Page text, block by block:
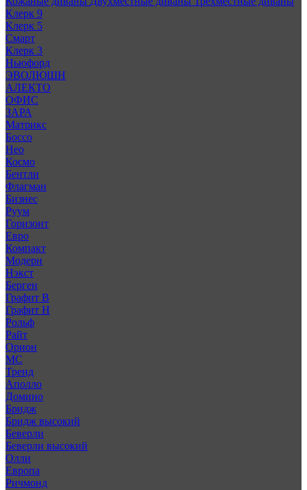
Клерк 9
Клерк 5
Смарт
Клерк 3
Ньюфорд
ЭВОЛЮШН
АЛЕКТО
ОФИС
ЗАРА
Матрикс
Боссо
Нео
Космо
Бентли
Флагман
Бизнес
Руум
Горизонт
Евро
Компакт
Модерн
Нэкст
Берген
Графит В
Графит Н
Рольф
Райт
Орион
МС
Тренд
Аполло
Домино
Бридж
Бридж высокий
Беверли
Беверли высокий
Олли
Европа
Ричмонд